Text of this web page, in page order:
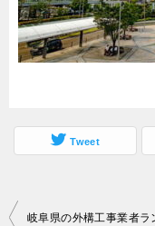
Tweet
投